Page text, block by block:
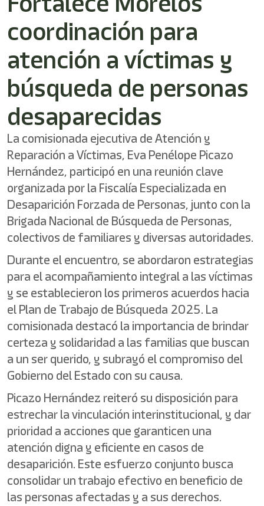
Este
directo
lector
pantalla
ayudarle
navegar
interactuar
con
contenido.
coordinación para
atención a víctimas y
búsqueda de personas
desaparecidas
La comisionada ejecutiva de Atención y
Reparación a Víctimas, Eva Penélope Picazo
Hernández, participó en una reunión clave
organizada por la Fiscalía Especializada en
Desaparición Forzada de Personas, junto con la
Brigada Nacional de Búsqueda de Personas,
colectivos de familiares y diversas autoridades.
Durante el encuentro, se abordaron estrategias
para el acompañamiento integral a las víctimas
y se establecieron los primeros acuerdos hacia
el Plan de Trabajo de Búsqueda 2025. La
comisionada destacó la importancia de brindar
certeza y solidaridad a las familias que buscan
a un ser querido, y subrayó el compromiso del
Gobierno del Estado con su causa.
Picazo Hernández reiteró su disposición para
estrechar la vinculación interinstitucional, y dar
prioridad a acciones que garanticen una
atención digna y eficiente en casos de
desaparición. Este esfuerzo conjunto busca
consolidar un trabajo efectivo en beneficio de
las personas afectadas y a sus derechos.